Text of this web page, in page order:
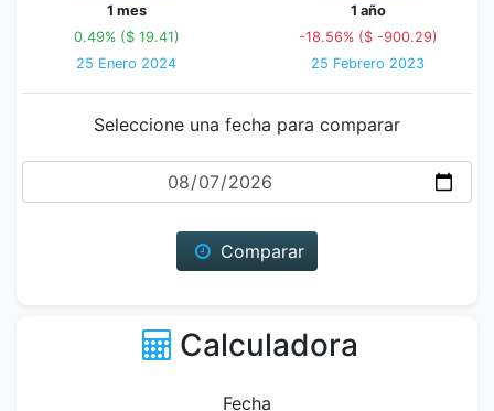
1 mes
0.49% ($ 19.41)
25 Enero 2024
1 año
-18.56% ($ -900.29)
25 Febrero 2023
Seleccione una fecha para comparar
Fecha
Comparar
Calculadora
Fecha